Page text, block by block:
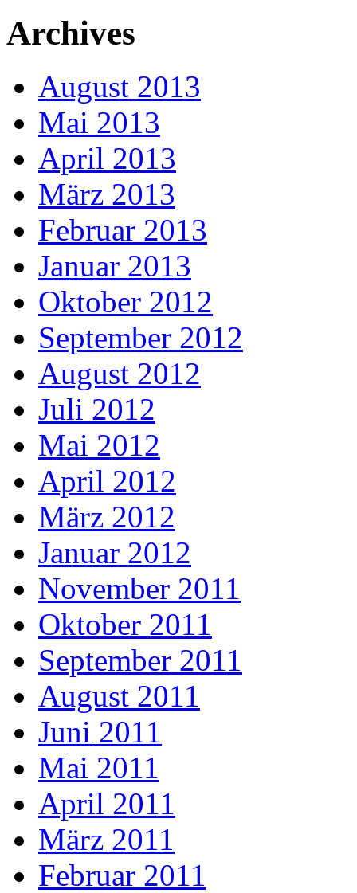
Archives
August 2013
Mai 2013
April 2013
März 2013
Februar 2013
Januar 2013
Oktober 2012
September 2012
August 2012
Juli 2012
Mai 2012
April 2012
März 2012
Januar 2012
November 2011
Oktober 2011
September 2011
August 2011
Juni 2011
Mai 2011
April 2011
März 2011
Februar 2011